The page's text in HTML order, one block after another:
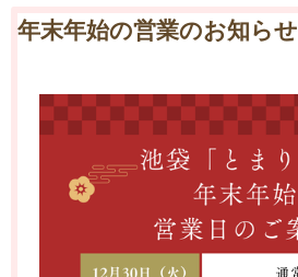
年末年始の営業のお知らせ